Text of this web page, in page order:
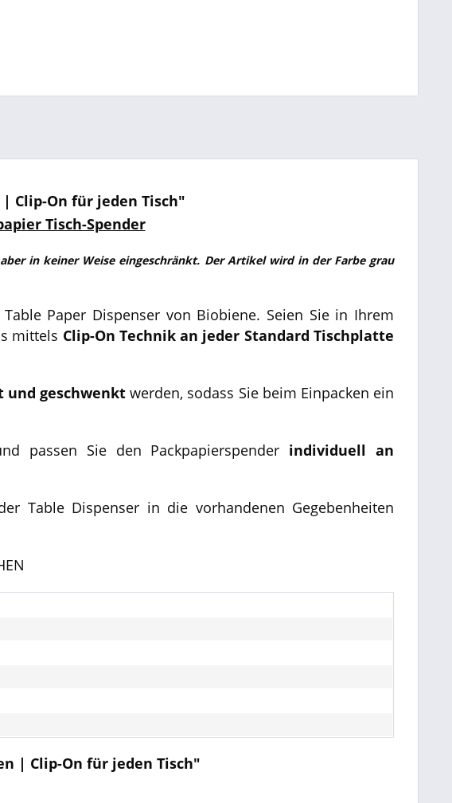
Clip-On für jeden Tisch"
Tisch-Spender
in keiner Weise eingeschränkt. Der Artikel wird in der Farbe grau
Paper Dispenser von Biobiene. Seien Sie in Ihrem
mittels Clip-On Technik an jeder Standard Tischplatte
und geschwenkt werden, sodass Sie beim Einpacken ein
passen Sie den Packpapierspender individuell an
Table Dispenser in die vorhandenen Gegebenheiten
| Clip-On für jeden Tisch"